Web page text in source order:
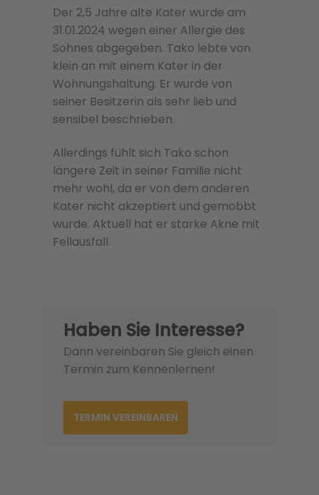
Der 2,5 Jahre alte Kater wurde am
31.01.2024 wegen einer Allergie des
Sohnes abgegeben. Tako lebte von
klein an mit einem Kater in der
Wohnungshaltung. Er wurde von
seiner Besitzerin als sehr lieb und
sensibel beschrieben.
Allerdings fühlt sich Tako schon
längere Zeit in seiner Familie nicht
mehr wohl, da er von dem anderen
Kater nicht akzeptiert und gemobbt
wurde. Aktuell hat er starke Akne mit
Fellausfall.
Haben Sie Interesse?
Dann vereinbaren Sie gleich einen
Termin zum Kennenlernen!
TERMIN VEREINBAREN